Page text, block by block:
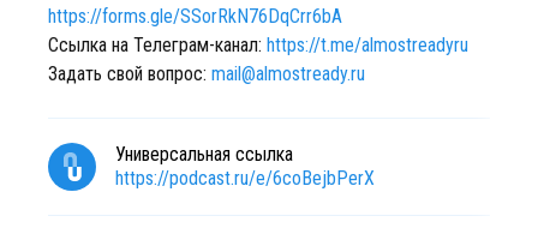
https://forms.gle/SSorRkN76DqCrr6bA
Ссылка на Телеграм-канал: https://t.me/almostreadyru
Задать свой вопрос: mail@almostready.ru
Универсальная ссылка
https://podcast.ru/e/6coBejbPerX